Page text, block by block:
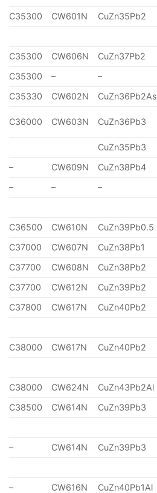
C35300 CW601N CuZn35Pb2
C35300 CW606N CuZn37Pb2
C35300
– –
C35330
CW602N CuZn36Pb2As
C36000 CW603N CuZn36Pb3
CuZn35Pb3
–
CW609N CuZn38Pb4
–
– –
C36500 CW610N CuZn39Pb0.5
C37000
CW607N CuZn38Pb1
C37700
CW608N CuZn38Pb2
C37700
CW612N CuZn39Pb2
C37800
CW617N CuZn40Pb2
C38000 CW617N CuZn40Pb2
C38000 CW624N CuZn43Pb2Al
C38500
CW614N CuZn39Pb3
– CW614N CuZn39Pb3
– CW616N CuZn40Pb1Al